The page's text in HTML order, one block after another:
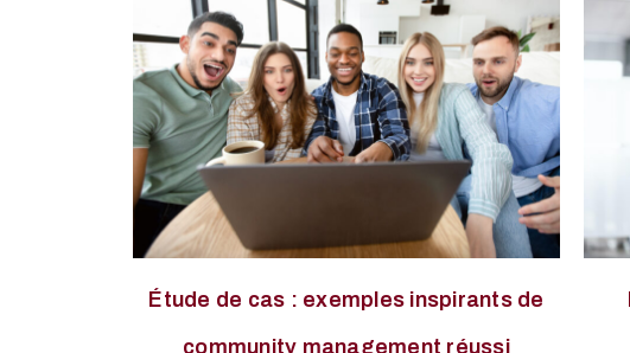
Étude de cas : exemples inspirants de
community management réussi